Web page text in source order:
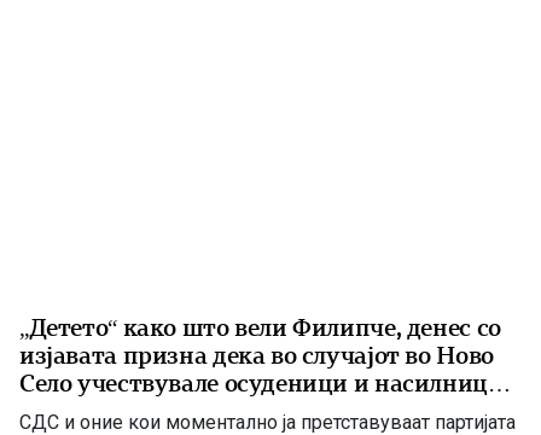
„Детето“ како што вели Филипче, денес со
изјавата призна дека во случајот во Ново
Село учествувале осуденици и насилници,
ова е талогот на Македонија
СДС и оние кои моментално ја претставуваат партијата